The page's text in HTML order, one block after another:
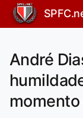
André